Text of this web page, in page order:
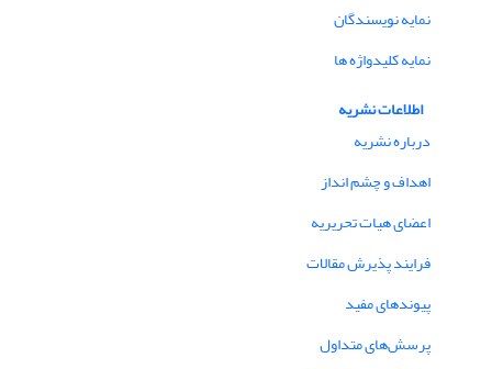
نمایه نویسندگان
نمایه کلیدواژه ها
اطلاعات نشریه
درباره نشریه
اهداف و چشم انداز
اعضای هیات تحریریه
فرایند پذیرش مقالات
پیوندهای مفید
پرسش‌های متداول